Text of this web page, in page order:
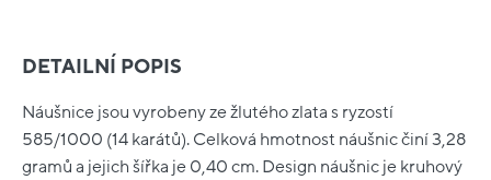
DETAILNÍ POPIS
Náušnice jsou vyrobeny ze žlutého zlata s ryzostí
585/1000 (14 karátů). Celková hmotnost náušnic činí 3,28
gramů a jejich šířka je 0,40 cm. Design náušnic je kruhový